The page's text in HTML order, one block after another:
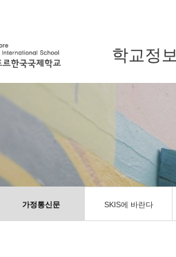
학교정보
가정통신문 SKIS에 바란다